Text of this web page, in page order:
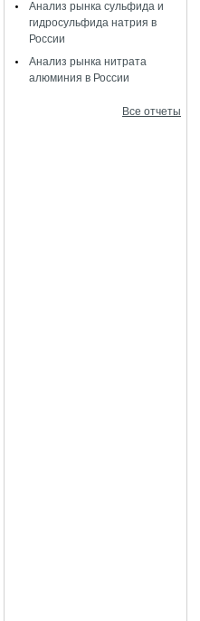
Анализ рынка сульфида и
гидросульфида натрия в
России
Анализ рынка нитрата
алюминия в России
Все отчеты